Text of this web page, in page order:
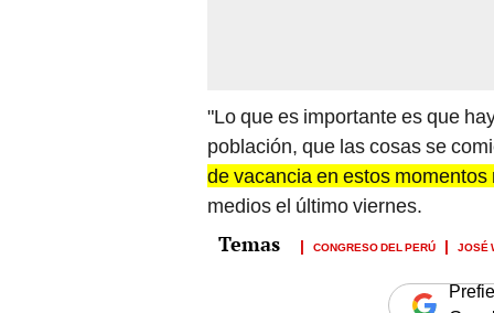
"Lo que es importante es que
población, que las cosas se
de vacancia en estos
medios el último viernes.
CONGRESO DEL PERÚ JOSÉ